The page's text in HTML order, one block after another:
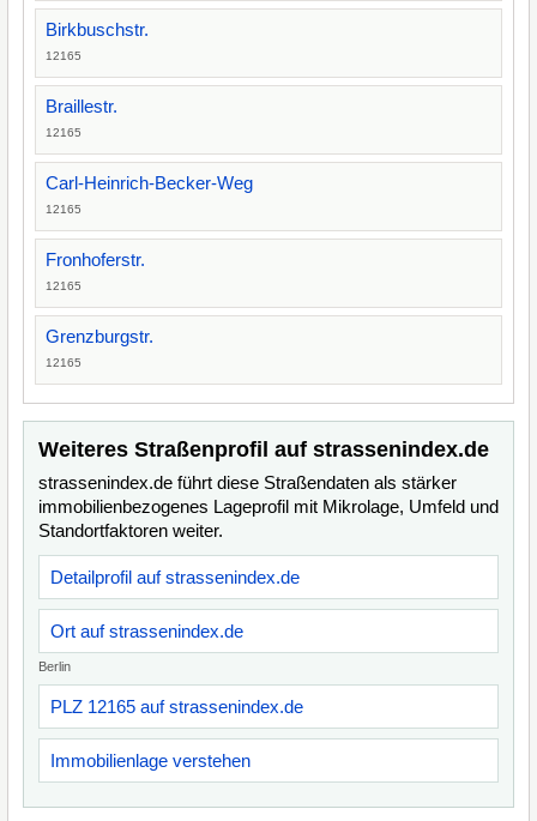
Birkbuschstr.
12165
Braillestr.
12165
Carl-Heinrich-Becker-Weg
12165
Fronhoferstr.
12165
Grenzburgstr.
12165
Weiteres Straßenprofil auf strassenindex.de
strassenindex.de führt diese Straßendaten als stärker
immobilienbezogenes Lageprofil mit Mikrolage, Umfeld und
Standortfaktoren weiter.
Detailprofil auf strassenindex.de
Ort auf strassenindex.de
Berlin
PLZ 12165 auf strassenindex.de
Immobilienlage verstehen